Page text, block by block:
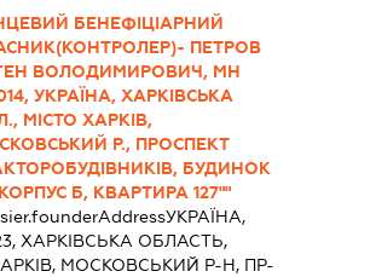
БЕНЕФІЦІАРНИЙ
ПЕТРОВ
ВОЛОДИМИРОВИЧ, МН
УКРАЇНА, ХАРКІВСЬКА
МІСТО ХАРКІВ,
Р., ПРОСПЕКТ
БУДИНОК
Б, КВАРТИРА 127""
УКРАЇНА,
ХАРКIВСЬКА ОБЛАСТЬ,
МОСКОВСЬКИЙ Р-Н, ПР-